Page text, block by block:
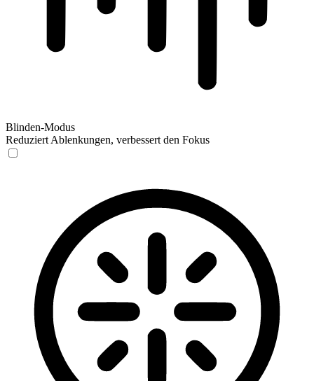
Blinden-Modus
Reduziert Ablenkungen, verbessert den Fokus